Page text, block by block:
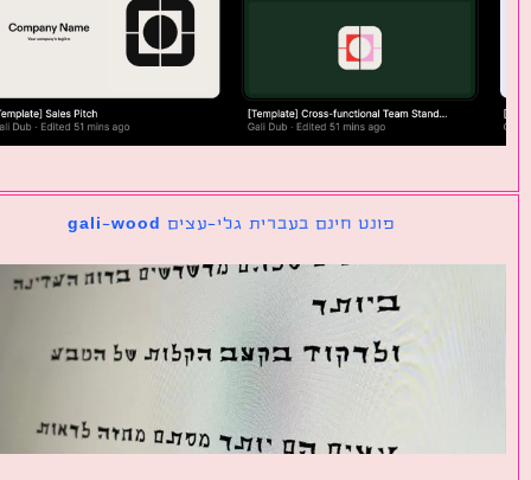
פונט חינם בעברית גלי-עצים gali-wood